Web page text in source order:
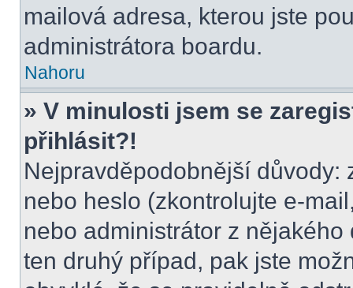
mailová adresa, kterou jste
administrátora boardu.
Nahoru
» V minulosti jsem se
přihlásit?!
Nejpravděpodobnější důvody:
nebo heslo (zkontrolujte e-
nebo administrátor z
ten druhý případ, pak jste